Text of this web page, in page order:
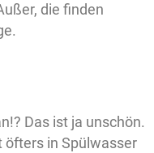
die finden
Das ist ja unschön.
öfters in Spülwasser